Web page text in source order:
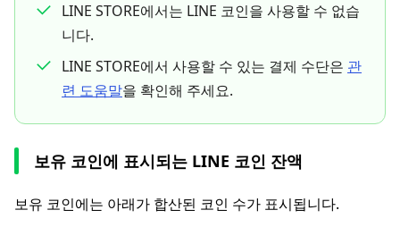
LINE STORE에서는 LINE 코인을 사용할 수 없습
니다.
LINE STORE에서 사용할 수 있는 결제 수단은 관
련 도움말을 확인해 주세요.
보유 코인에 표시되는 LINE 코인 잔액
보유 코인에는 아래가 합산된 코인 수가 표시됩니다.